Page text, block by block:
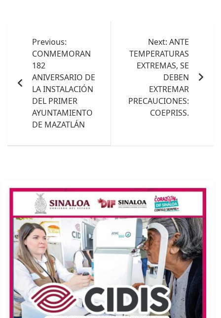
entradas
Previous:
CONMEMORAN
182
ANIVERSARIO DE
LA INSTALACIÓN
DEL PRIMER
AYUNTAMIENTO
DE MAZATLÁN
Next: ANTE
TEMPERATURAS
EXTREMAS, SE
DEBEN
EXTREMAR
PRECAUCIONES:
COEPRISS.